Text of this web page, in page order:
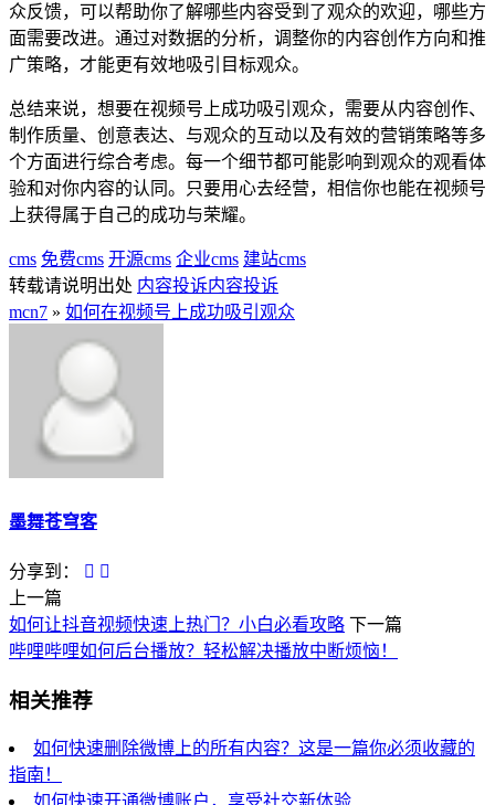
众反馈，可以帮助你了解哪些内容受到了观众的欢迎，哪些方
面需要改进。通过对数据的分析，调整你的内容创作方向和推
广策略，才能更有效地吸引目标观众。
总结来说，想要在视频号上成功吸引观众，需要从内容创作、
制作质量、创意表达、与观众的互动以及有效的营销策略等多
个方面进行综合考虑。每一个细节都可能影响到观众的观看体
验和对你内容的认同。只要用心去经营，相信你也能在视频号
上获得属于自己的成功与荣耀。
cms 免费cms 开源cms 企业cms 建站cms
转载请说明出处 内容投诉内容投诉
mcn7 » 如何在视频号上成功吸引观众
墨舞苍穹客
分享到：
上一篇
如何让抖音视频快速上热门？小白必看攻略 下一篇
哔哩哔哩如何后台播放？轻松解决播放中断烦恼！
相关推荐
如何快速删除微博上的所有内容？这是一篇你必须收藏的
指南！